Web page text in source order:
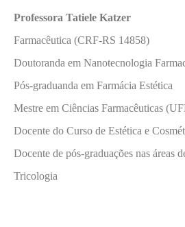
Professora Tatiele Katzer
Farmacêutica (CRF-RS 14858)
Doutoranda em Nanotecnologia
Pós-graduanda em Farmácia Estética
Mestre em Ciências Farmacêuticas
Docente do Curso de Estética e
Docente de pós-graduações nas áreas
Tricologia